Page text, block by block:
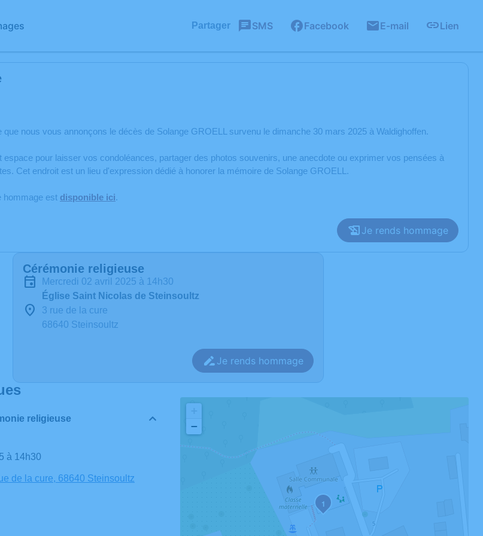
Partager SMS Facebook E-mail Lien
que nous vous annonçons le décès de Solange GROELL survenu le dimanche 30 mars 2025 à Waldighoffen.
pour laisser vos condoléances, partager des photos souvenirs, une anecdote ou exprimer vos pensées à
Cet endroit est un lieu d'expression dédié à honorer la mémoire de Solange GROELL.
hommage est disponible ici.
Je rends hommage
Cérémonie religieuse
mercredi 02 avril 2025 à 14h30
Église Saint Nicolas de Steinsoultz
3 rue de la cure
68640 Steinsoultz
Je rends hommage
religieuse
à 14h30
de la cure, 68640 Steinsoultz
1
−